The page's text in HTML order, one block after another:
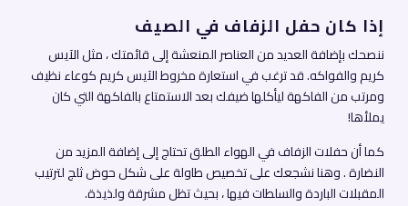
إذا كان حفل الزفاف في الصيف
ننصحك بإضافة العديد من العناصر المنعشة إلى قائمتك ، مثل الآيس
كريم والفواكه. قد ترغب في استعارة مخروط الآيس كريم كوعاء نظيف
ومرتب من الفاكهة ليأكلها ضيفك بعد الاستمتاع بالفاكهة التي كان
يملأها!
كما أن حفلات الزفاف في الهواء الطلق تحتاج إلى إضافة المزيد من
النضارة . وهنا نشجعك على تخصيص طاولة على شكل حوض ثلج لترتيب
المقبلات الباردة والسلطات فيها ، بحيث تظل مشرقة ولذيذة.